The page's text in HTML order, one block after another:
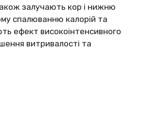
залучають кор і нижню
спалюванню калорій та
ефект високоінтенсивного
витривалості та